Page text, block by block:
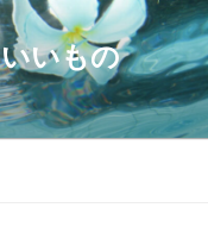
いもの